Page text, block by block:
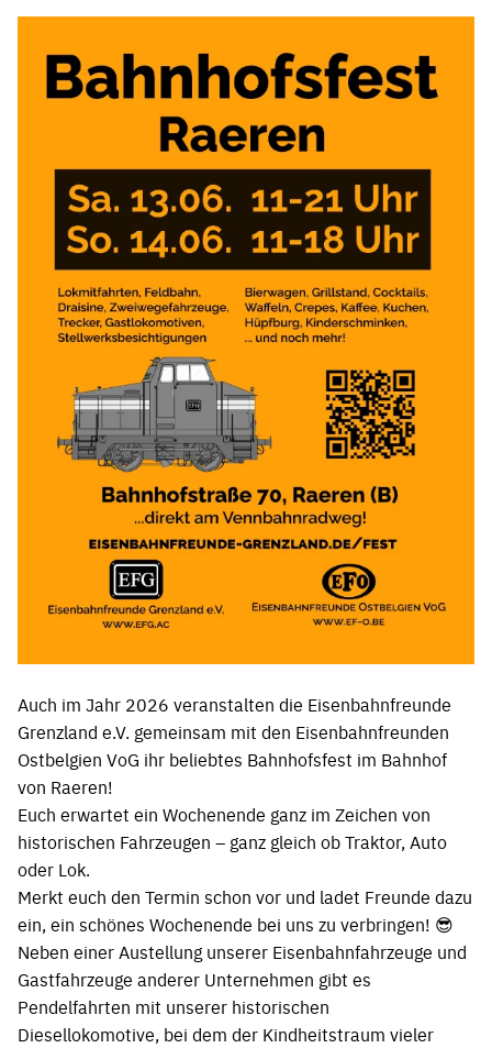
Auch im Jahr 2026 veranstalten die Eisenbahnfreunde
Grenzland e.V. gemeinsam mit den Eisenbahnfreunden
Ostbelgien VoG ihr beliebtes Bahnhofsfest im Bahnhof
von Raeren!
Euch erwartet ein Wochenende ganz im Zeichen von
historischen Fahrzeugen – ganz gleich ob Traktor, Auto
oder Lok.
Merkt euch den Termin schon vor und ladet Freunde dazu
ein, ein schönes Wochenende bei uns zu verbringen! 😎
Neben einer Austellung unserer Eisenbahnfahrzeuge und
Gastfahrzeuge anderer Unternehmen gibt es
Pendelfahrten mit unserer historischen
Diesellokomotive, bei dem der Kindheitstraum vieler